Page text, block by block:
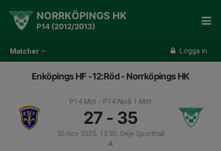
Matcher Logga in
NORRKÖPINGS HK
P14 (2012/2013)
Enköpings HF -12:Röd - Norrköpings HK
P14 Mitt - P14 Nivå 1 Mitt
27 - 35
30 nov 2025, 13:30, Deje Sporthall
A